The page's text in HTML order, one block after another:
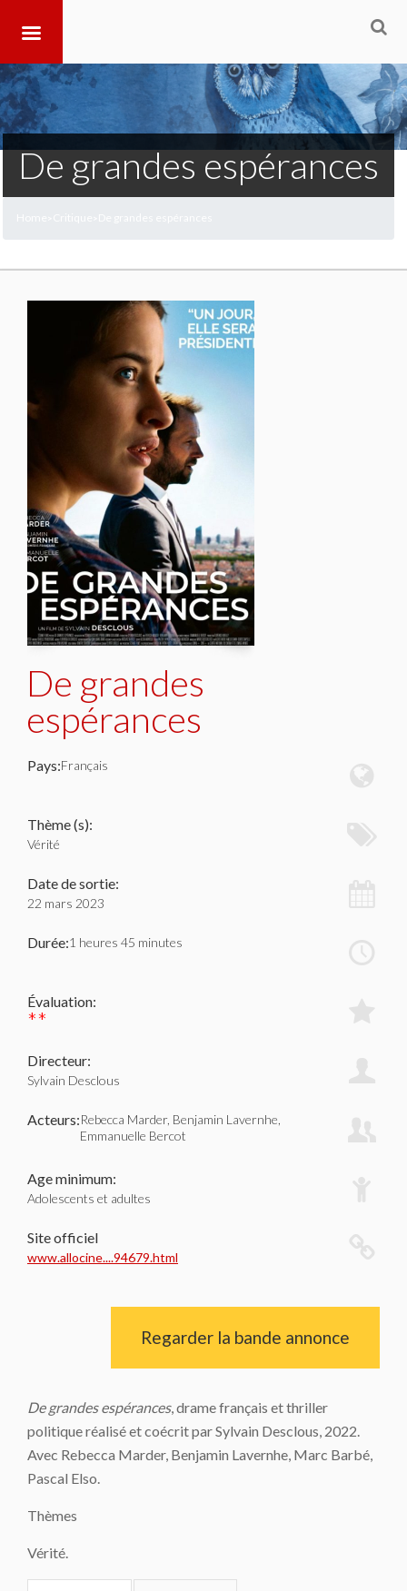
De grandes espérances
De grandes
espérances
Pays:Français
Thème (s):
Vérité
Date de sortie:
22 mars 2023
Durée:1 heures 45 minutes
Évaluation:
**
Directeur:
Sylvain Desclous
Acteurs:Rebecca Marder, Benjamin Lavernhe,
Emmanuelle Bercot
Age minimum:
Adolescents et adultes
Site officiel
www.allocine....94679.html
Regarder la bande annonce
De grandes espérances, drame français et thriller
politique réalisé et coécrit par Sylvain Desclous, 2022.
Avec Rebecca Marder, Benjamin Lavernhe, Marc Barbé,
Pascal Elso.
Thèmes
Vérité.